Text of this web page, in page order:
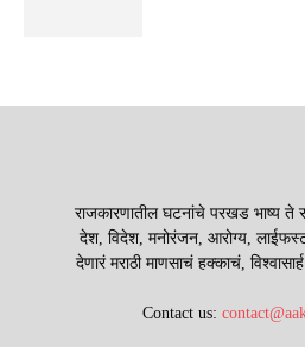
राजकारणातील घटनांचे परखड भाष्य ते
देश, विदेश, मनोरंजन, आरोग्य,
देणारं मराठी माणसाचं हक्काचं,
Contact us: